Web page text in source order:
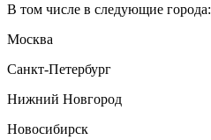
В том числе в следующие города:
Москва
Санкт-Петербург
Нижний Новгород
Новосибирск